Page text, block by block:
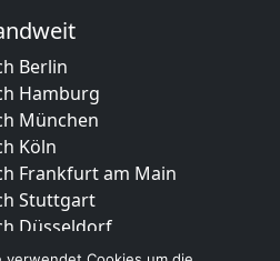
Berlin
Hamburg
München
Köln
Frankfurt am Main
Stuttgart
Düsseldorf
Leipzig